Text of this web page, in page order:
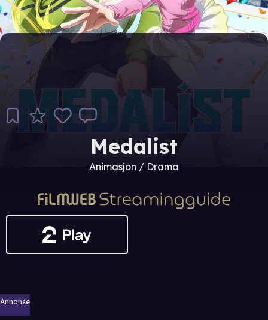
Medalist
Animasjon / Drama
Annonse